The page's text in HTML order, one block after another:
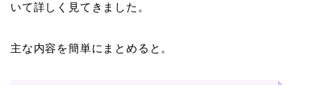
いて詳しく見てきました。
主な内容を簡単にまとめると。